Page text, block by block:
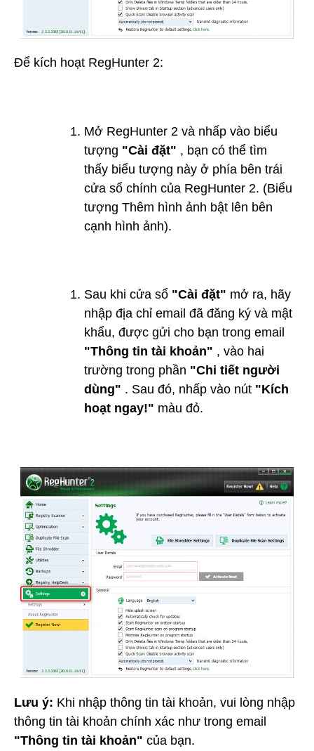
Để kích hoạt RegHunter 2:
Mở RegHunter 2 và nhấp vào biểu
tượng "Cài đặt" , bạn có thể tìm
thấy biểu tượng này ở phía bên trái
cửa sổ chính của RegHunter 2. (Biểu
tượng Thêm hình ảnh bật lên bên
cạnh hình ảnh).
Sau khi cửa sổ "Cài đặt" mở ra, hãy
nhập địa chỉ email đã đăng ký và mật
khẩu, được gửi cho bạn trong email
"Thông tin tài khoản" , vào hai
trường trong phần "Chi tiết người
dùng" . Sau đó, nhấp vào nút "Kích
hoạt ngay!" màu đỏ.
Lưu ý: Khi nhập thông tin tài khoản, vui lòng nhập
thông tin tài khoản chính xác như trong email
"Thông tin tài khoản" của bạn.